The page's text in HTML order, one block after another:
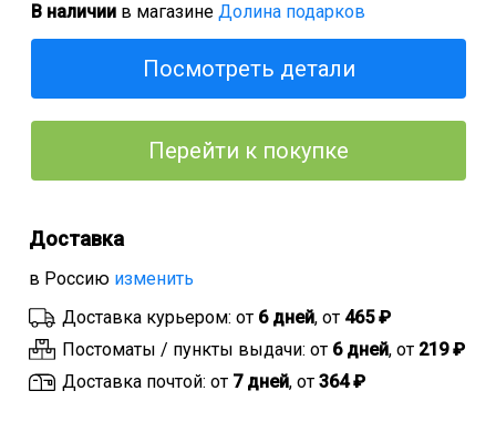
В наличии в магазине Долина подарков
Посмотреть детали
Перейти к покупке
Доставка
в Россию изменить
Доставка курьером: от 6 дней, от 465 ₽
Постоматы / пункты выдачи: от 6 дней, от 219 ₽
Доставка почтой: от 7 дней, от 364 ₽